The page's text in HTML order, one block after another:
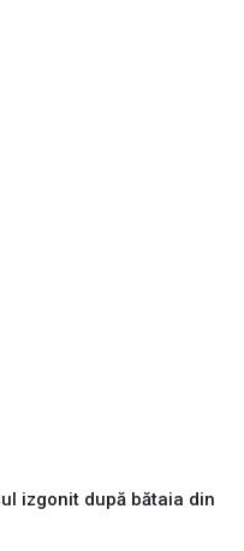
izgonit după bătaia din